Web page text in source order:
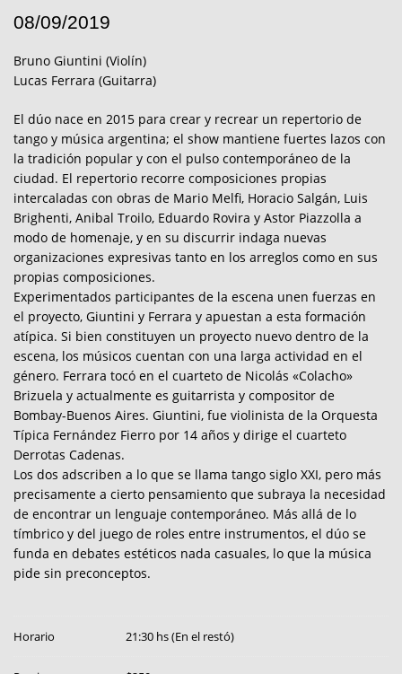
08/09/2019
Bruno Giuntini (Violín)
Lucas Ferrara (Guitarra)
El dúo nace en 2015 para crear y recrear un repertorio de
tango y música argentina; el show mantiene fuertes lazos con
la tradición popular y con el pulso contemporáneo de la
ciudad. El repertorio recorre composiciones propias
intercaladas con obras de Mario Melfi, Horacio Salgán, Luis
Brighenti, Anibal Troilo, Eduardo Rovira y Astor Piazzolla a
modo de homenaje, y en su discurrir indaga nuevas
organizaciones expresivas tanto en los arreglos como en sus
propias composiciones.
Experimentados participantes de la escena unen fuerzas en
el proyecto, Giuntini y Ferrara y apuestan a esta formación
atípica. Si bien constituyen un proyecto nuevo dentro de la
escena, los músicos cuentan con una larga actividad en el
género. Ferrara tocó en el cuarteto de Nicolás «Colacho»
Brizuela y actualmente es guitarrista y compositor de
Bombay-Buenos Aires. Giuntini, fue violinista de la Orquesta
Típica Fernández Fierro por 14 años y dirige el cuarteto
Derrotas Cadenas.
Los dos adscriben a lo que se llama tango siglo XXI, pero más
precisamente a cierto pensamiento que subraya la necesidad
de encontrar un lenguaje contemporáneo. Más allá de lo
tímbrico y del juego de roles entre instrumentos, el dúo se
funda en debates estéticos nada casuales, lo que la música
pide sin preconceptos.
Horario 21:30 hs (En el restó)